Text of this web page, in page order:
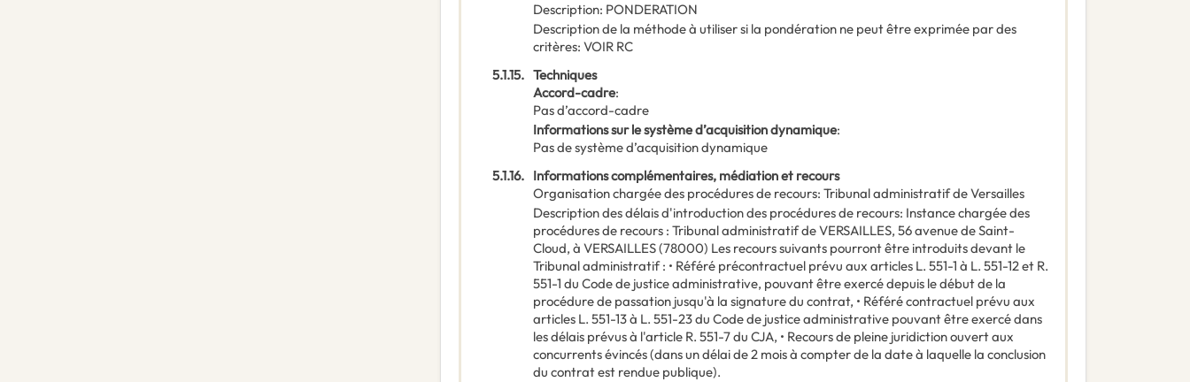
Description: PONDERATION
Description de la méthode à utiliser si la pondération ne peut être exprimée par des
critères: VOIR RC
5.1.15. Techniques
Accord-cadre:
Pas d’accord-cadre
Informations sur le système d’acquisition dynamique:
Pas de système d’acquisition dynamique
5.1.16. Informations complémentaires, médiation et recours
Organisation chargée des procédures de recours: Tribunal administratif de Versailles
Description des délais d'introduction des procédures de recours: Instance chargée des
procédures de recours : Tribunal administratif de VERSAILLES, 56 avenue de Saint-
Cloud, à VERSAILLES (78000) Les recours suivants pourront être introduits devant le
Tribunal administratif : • Référé précontractuel prévu aux articles L. 551-1 à L. 551-12 et R.
551-1 du Code de justice administrative, pouvant être exercé depuis le début de la
procédure de passation jusqu'à la signature du contrat, • Référé contractuel prévu aux
articles L. 551-13 à L. 551-23 du Code de justice administrative pouvant être exercé dans
les délais prévus à l'article R. 551-7 du CJA, • Recours de pleine juridiction ouvert aux
concurrents évincés (dans un délai de 2 mois à compter de la date à laquelle la conclusion
du contrat est rendue publique).